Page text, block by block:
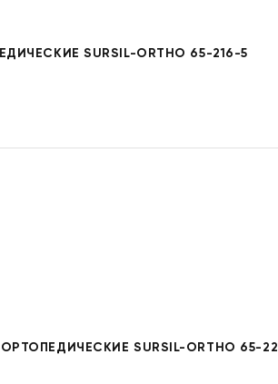
SURSIL-ORTHO 65-216-5
SURSIL-ORTHO 65-